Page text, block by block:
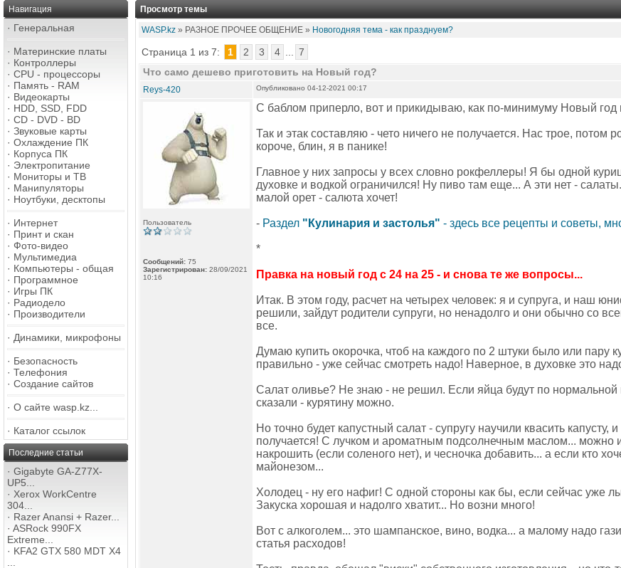
Навигация
· Генеральная
· Материнские платы
· Контроллеры
· CPU - процессоры
· Память - RAM
· Видеокарты
· HDD, SSD, FDD
· CD - DVD - BD
· Звуковые карты
· Охлаждение ПК
· Корпуса ПК
· Электропитание
· Мониторы и ТВ
· Манипуляторы
· Ноутбуки, десктопы
· Интернет
· Принт и скан
· Фото-видео
· Мультимедиа
· Компьютеры - общая
· Программное
· Игры ПК
· Радиодело
· Производители
· Динамики, микрофоны
· Безопасность
· Телефония
· Создание сайтов
· О сайте wasp.kz...
· Каталог ссылок
Последние статьи
· Gigabyte GA-Z77X-
UP5...
· Xerox WorkCentre
304...
· Razer Anansi + Razer...
· ASRock 990FX
Extreme...
· KFA2 GTX 580 MDT X4
Просмотр темы
WASP.kz » РАЗНОЕ ПРОЧЕЕ ОБЩЕНИЕ » Новогодняя тема - как празднуем?
Страница 1 из 7: 1 2 3 4
7
Что само дешево приготовить на Новый год?
Reys-420 Опубликовано 04-12-2021 00:17
Пользователь
Сообщений: 75
Зарегистрирован: 28/09/2021
10:16
С баблом приперло, вот и прикидываю, как по-минимуму Новый год
Так и этак составляю - чето ничего не получается. Нас трое, потом
короче, блин, я в панике!
Главное у них запросы у всех словно рокфеллеры! Я бы одной
духовке и водкой ограничился! Ну пиво там еще... А эти нет -
малой орет - салюта хочет!
- Раздел "Кулинария и застолья" - здесь все рецепты и советы,
*
Правка на новый год с 24 на 25 - и снова те же вопросы...
Итак. В этом году, расчет на четырех человек: я и супруга, и наш
решили, зайдут родители супруги, но ненадолго и они обычно со
все.
Думаю купить окорочка, чтоб на каждого по 2 штуки было или пару
правильно - уже сейчас смотреть надо! Наверное, в духовке это
Салат оливье? Не знаю - не решил. Если яйца будут по нормальной
сказали - курятину можно.
Но точно будет капустный салат - супругу научили квасить капусту,
получается! С лучком и ароматным подсолнечным маслом... можно
накрошить (если соленого нет), и чесночка добавить... а если кто
майонезом...
Холодец - ну его нафиг! С одной стороны как бы, если сейчас уже
Закуска хорошая и надолго хватит... Но возни много!
Вот с алкоголем... это шампанское, вино, водка... а малому надо
статья расходов!